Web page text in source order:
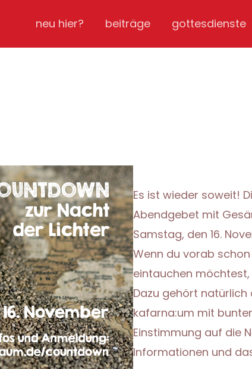
neu hier? beiträge gottesdienste
Es ist wieder soweit!
Abendgebet mit
Samstag, den 16.
Wenn du vorab
eintauchen
Dazu gehört natürlich
kafarna:um mit
Einstimmung auf die
Informationen und